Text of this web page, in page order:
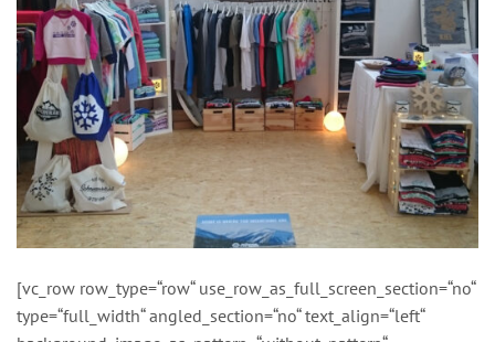
[vc_row row_type=“row“ use_row_as_full_screen_section=“no“
type=“full_width“ angled_section=“no“ text_align=“left“